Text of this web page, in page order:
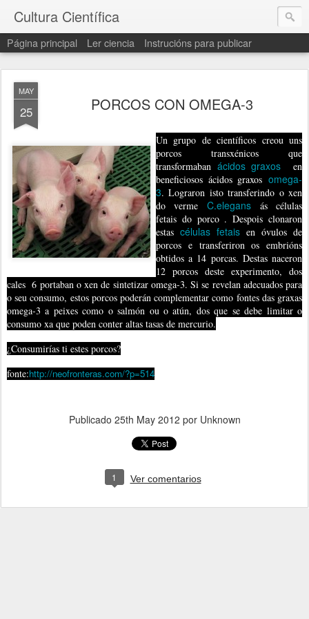
Cultura Científica
Página principal Ler ciencia Instrucións para publicar
MAY
25 PORCOS CON OMEGA-3
Un grupo de científicos creou uns
porcos transxénicos que
transformaban ácidos graxos en
beneficiosos ácidos graxos omega-
3. Lograron isto transferindo o xen
do verme C.elegans ás células
fetais do porco . Despois clonaron
estas células fetaisen óvulos de
porcos e transferiron os embrións
obtidos a 14 porcas. Destas naceron
12 porcos deste experimento, dos
cales 6 portaban o xen de sintetizar omega-3. Si se revelan adecuados para
o seu consumo, estos porcos poderán complementar como fontes das graxas
omega-3 a peixes como o salmón ou o atún, dos que se debe limitar o
consumo xa que poden conter altas tasas de mercurio.
¿Consumirías ti estes porcos?
fonte:http://neofronteras.com/?p=514
Publicado 25th May 2012 por Unknown
1 Ver comentarios